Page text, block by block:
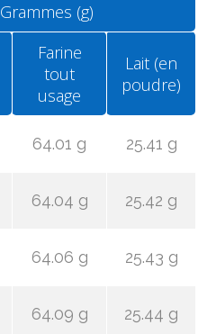
Grammes (g)
Farine
tout
usage
Lait (en
poudre)
64.01 g 25.41 g
64.04 g 25.42 g
64.06 g 25.43 g
64.09 g 25.44 g